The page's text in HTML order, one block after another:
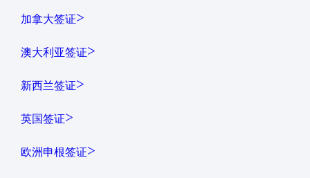
加拿大签证>
澳大利亚签证>
新西兰签证>
英国签证>
欧洲申根签证>